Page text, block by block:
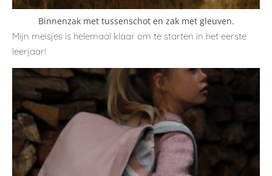
Binnenzak met tussenschot en zak met gleuven.
Mijn meisjes is helemaal klaar om te starten in het eerste
leerjaar!